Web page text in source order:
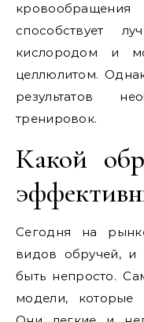
способствует
кислородом и
целлюлитом.
результатов
тренировок.
Какой
Сегодня на
видов обручей, и
быть непросто.
модели, которые